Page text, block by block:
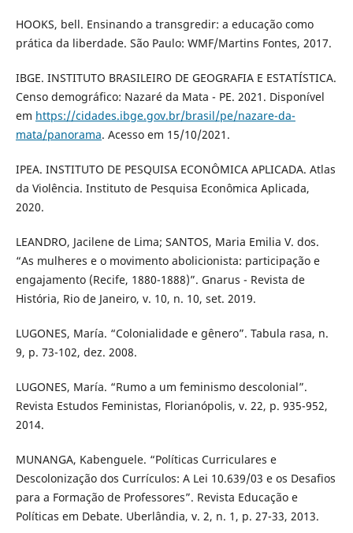
HOOKS, bell. Ensinando a transgredir: a educação como
prática da liberdade. São Paulo: WMF/Martins Fontes, 2017.
IBGE. INSTITUTO BRASILEIRO DE GEOGRAFIA E ESTATÍSTICA.
Censo demográfico: Nazaré da Mata - PE. 2021. Disponível
em https://cidades.ibge.gov.br/brasil/pe/nazare-da-
mata/panorama. Acesso em 15/10/2021.
IPEA. INSTITUTO DE PESQUISA ECONÔMICA APLICADA. Atlas
da Violência. Instituto de Pesquisa Econômica Aplicada,
2020.
LEANDRO, Jacilene de Lima; SANTOS, Maria Emilia V. dos.
“As mulheres e o movimento abolicionista: participação e
engajamento (Recife, 1880-1888)”. Gnarus - Revista de
História, Rio de Janeiro, v. 10, n. 10, set. 2019.
LUGONES, María. “Colonialidade e gênero”. Tabula rasa, n.
9, p. 73-102, dez. 2008.
LUGONES, María. “Rumo a um feminismo descolonial”.
Revista Estudos Feministas, Florianópolis, v. 22, p. 935-952,
2014.
MUNANGA, Kabenguele. “Políticas Curriculares e
Descolonização dos Currículos: A Lei 10.639/03 e os Desafios
para a Formação de Professores”. Revista Educação e
Políticas em Debate. Uberlândia, v. 2, n. 1, p. 27-33, 2013.